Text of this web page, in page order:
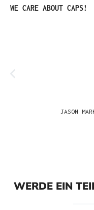
Produktgalerie
WE CARE ABOUT CAPS!
JASON
WERDE EIN